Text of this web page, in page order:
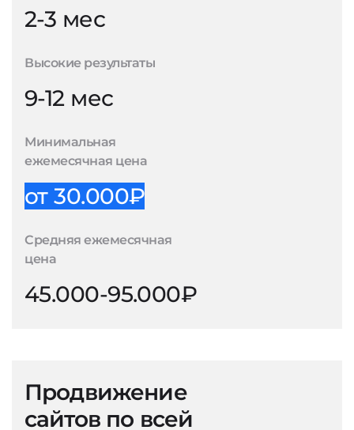
2-3 мес
Высокие результаты
9-12 мес
Минимальная
ежемесячная цена
от 30.000₽
Средняя ежемесячная
цена
45.000-95.000₽
Продвижение
сайтов по всей